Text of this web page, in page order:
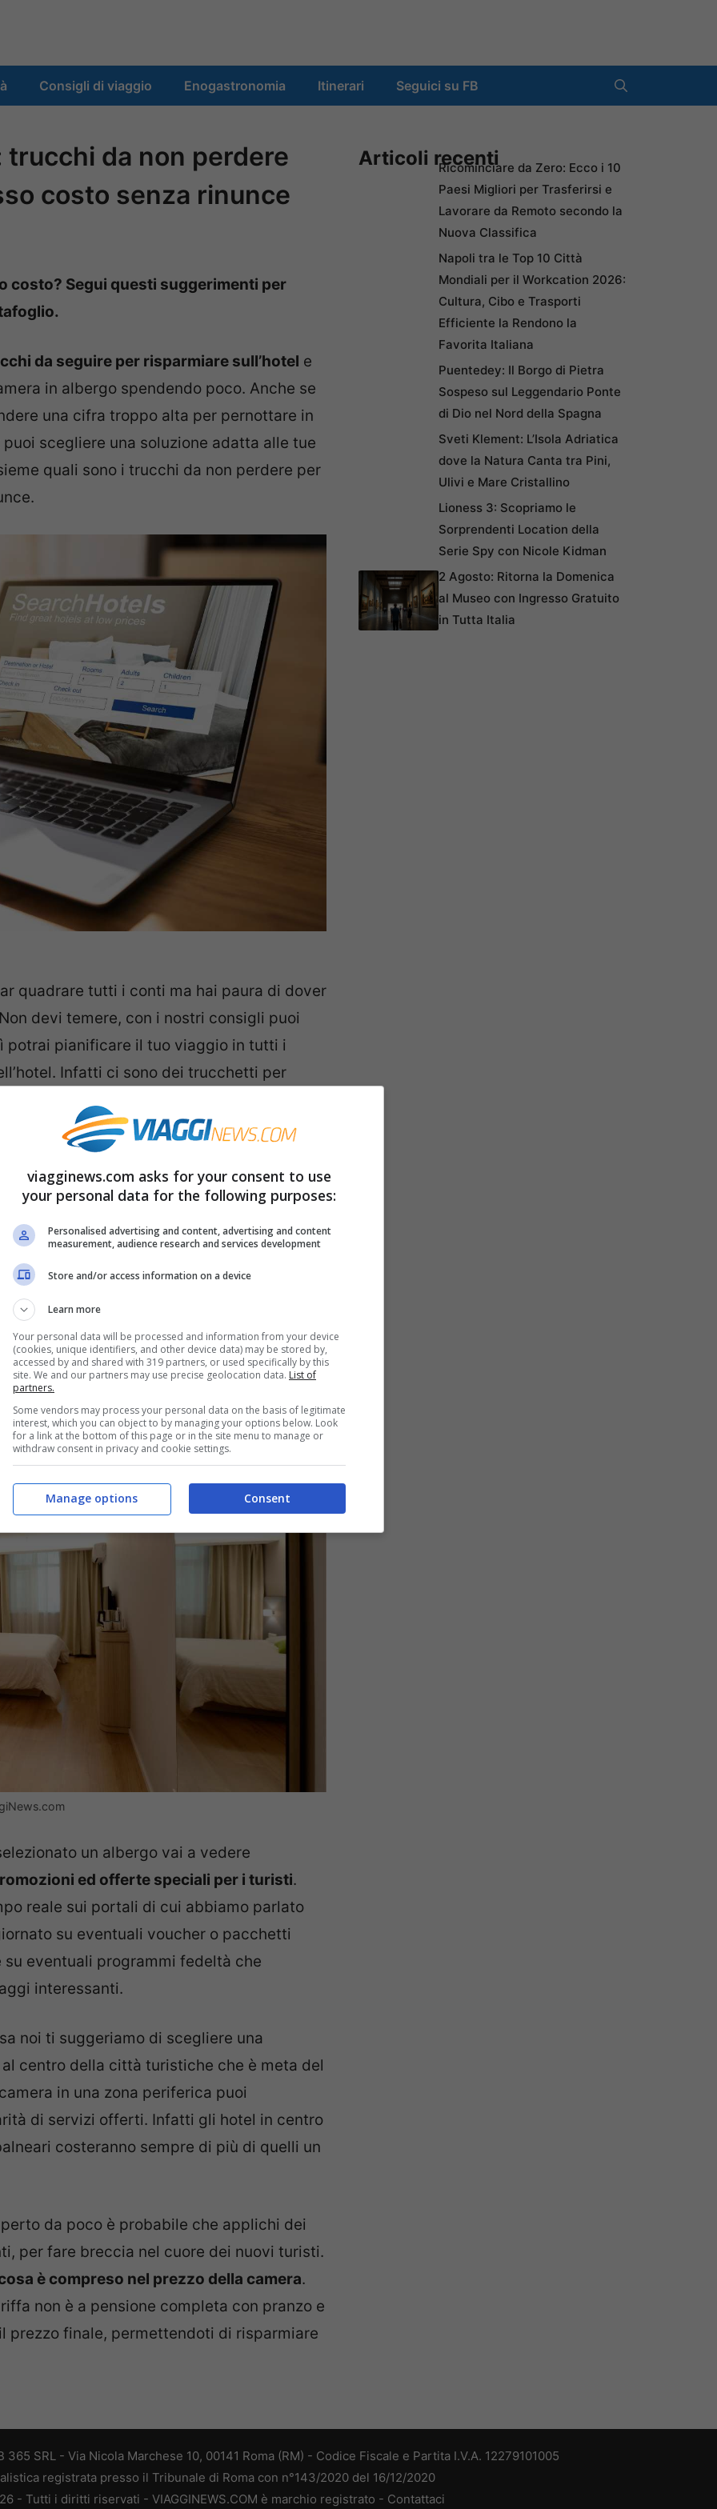
Consigli di viaggio Enogastronomia Itinerari Seguici su FB
trucchi da non perdere
costo senza rinunce
costo? Segui questi suggerimenti per
da seguire per risparmiare sull’hotel e
in albergo spendendo poco. Anche se
una cifra troppo alta per pernottare in
scegliere una soluzione adatta alle tue
quali sono i trucchi da non perdere per
quadrare tutti i conti ma hai paura di dover
devi temere, con i nostri consigli puoi
potrai pianificare il tuo viaggio in tutti i
Infatti ci sono dei trucchetti per
così una vacanza low cost con i fiocchi
spendendo poco
risparmiare sul costo dell’hotel
è fare una
che si trovano su internet. Infatti questi
di viaggio online che ti permettono ti
strutture ricettive offrendo sconti e
la soluzione migliore che fa al
un albergo vai a vedere
ed offerte speciali per i turisti.
reale sui portali di cui abbiamo parlato
su eventuali voucher o pacchetti
eventuali programmi fedeltà che
interessanti.
noi ti suggeriamo di scegliere una
centro della città turistiche che è meta del
in una zona periferica puoi
di servizi offerti. Infatti gli hotel in centro
costeranno sempre di più di quelli un
da poco è probabile che applichi dei
per fare breccia nel cuore dei nuovi turisti.
è compreso nel prezzo della camera.
non è a pensione completa con pranzo e
prezzo finale, permettendoti di risparmiare
Articoli recentiRicominciare da Zero: Ecco i 10
Paesi Migliori per Trasferirsi e
Lavorare da Remoto secondo la
Nuova Classifica
Napoli tra le Top 10 Città
Mondiali per il Workcation 2026:
Cultura, Cibo e Trasporti
Efficiente la Rendono la
Favorita Italiana
Puentedey: Il Borgo di Pietra
Sospeso sul Leggendario Ponte
di Dio nel Nord della Spagna
Sveti Klement: L’Isola Adriatica
dove la Natura Canta tra Pini,
Ulivi e Mare Cristallino
Lioness 3: Scopriamo le
Sorprendenti Location della
Serie Spy con Nicole Kidman
2 Agosto: Ritorna la Domenica
al Museo con Ingresso Gratuito
in Tutta Italia
SRL - Via Nicola Marchese 10, 00141 Roma (RM) - Codice Fiscale e Partita I.V.A. 12279101005
registrata presso il Tribunale di Roma con n°143/2020 del 16/12/2020
- Tutti i diritti riservati - VIAGGINEWS.COM è marchio registrato - Contattaci
viagginews.com asks for your consent to use
your personal data for the following purposes:
Personalised advertising and content, advertising and content
measurement, audience research and services development
Store and/or access information on a device
Learn more
Your personal data will be processed and information from your device
(cookies, unique identifiers, and other device data) may be stored by,
accessed by and shared with 319 partners, or used specifically by this
site. We and our partners may use precise geolocation data. List of
partners.
Some vendors may process your personal data on the basis of legitimate
interest, which you can object to by managing your options below. Look
for a link at the bottom of this page or in the site menu to manage or
withdraw consent in privacy and cookie settings.
Consent
Manage options